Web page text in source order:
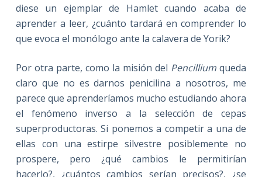
diese un ejemplar de Hamlet cuando acaba de
aprender a leer, ¿cuánto tardará en comprender lo
que evoca el monólogo ante la calavera de Yorik?
Por otra parte, como la misión del Pencillium queda
claro que no es darnos penicilina a nosotros, me
parece que aprenderíamos mucho estudiando ahora
el fenómeno inverso a la selección de cepas
superproductoras. Si ponemos a competir a una de
ellas con una estirpe silvestre posiblemente no
prospere, pero ¿qué cambios le permitirían
hacerlo?, ¿cuántos cambios serían precisos?, ¿se